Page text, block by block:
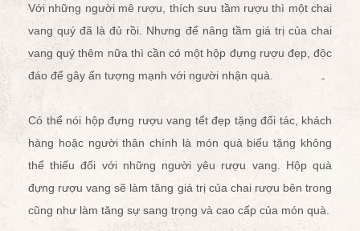
Với những người mê rượu, thích sưu tầm rượu thì một chai
vang quý đã là đủ rồi. Nhưng để nâng tầm giá trị của chai
vang quý thêm nữa thì cần có một hộp đựng rượu đẹp, độc
đáo để gây ấn tượng mạnh với người nhận quà.
Có thể nói hộp đựng rượu vang tết đẹp tặng đối tác, khách
hàng hoặc người thân chính là món quà biếu tặng không
thể thiếu đối với những người yêu rượu vang. Hộp quà
đựng rượu vang sẽ làm tăng giá trị của chai rượu bên trong
cũng như làm tăng sự sang trọng và cao cấp của món quà.